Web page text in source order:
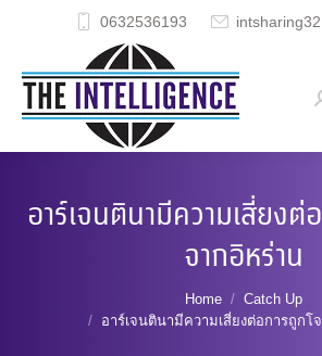
0632536193
อาร์เจนตินามีความเสี่ยง
จากอิหร่าน
Home
Catch Up
อาร์เจนตินามีความเสี่ยงต่อการถูกโ